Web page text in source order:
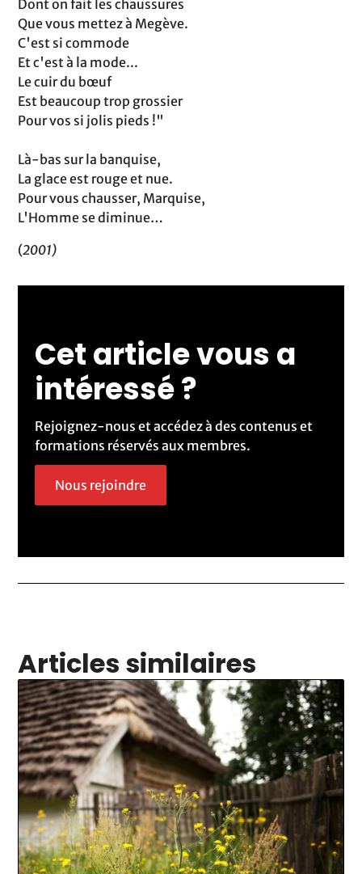
Dont on fait les chaussures
Que vous mettez à Megève.
C'est si commode
Et c'est à la mode...
Le cuir du bœuf
Est beaucoup trop grossier
Pour vos si jolis pieds !"
Là-bas sur la banquise,
La glace est rouge et nue.
Pour vous chausser, Marquise,
L'Homme se diminue…
(2001)
Cet article vous a
intéressé ?
Rejoignez-nous et accédez à des contenus et
formations réservés aux membres.
Nous rejoindre
Articles similaires